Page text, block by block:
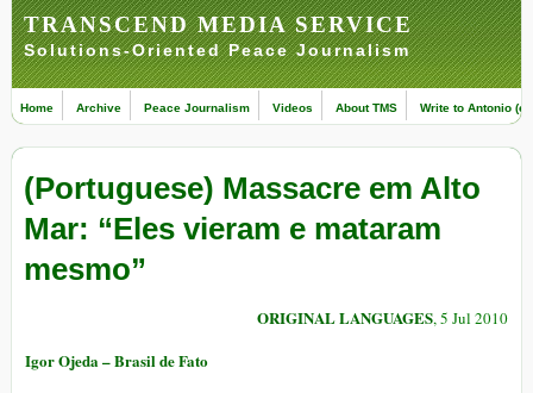
TRANSCEND MEDIA SERVICE
Solutions-Oriented Peace Journalism
Home Archive Peace Journalism Videos About TMS Write to Antonio
(Portuguese) Massacre em Alto
Mar: “Eles vieram e mataram
mesmo”
ORIGINAL LANGUAGES, 5 Jul 2010
Igor Ojeda – Brasil de Fato